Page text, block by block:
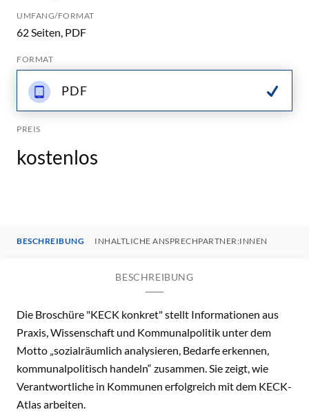
UMFANG/FORMAT
62 Seiten, PDF
FORMAT
PDF
PREIS
kostenlos
BESCHREIBUNG INHALTLICHE ANSPRECHPARTNER:INNEN
BESCHREIBUNG
Die Broschüre "KECK konkret" stellt Informationen aus
Praxis, Wissenschaft und Kommunalpolitik unter dem
Motto „sozialräumlich analysieren, Bedarfe erkennen,
kommunalpolitisch handeln“ zusammen. Sie zeigt, wie
Verantwortliche in Kommunen erfolgreich mit dem KECK-
Atlas arbeiten.